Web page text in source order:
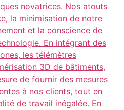
novatrices. Nos atouts
la minimisation de notre
et la conscience de
En intégrant des
les télémètres
3D de bâtiments,
de fournir des mesures
à nos clients, tout en
de travail inégalée. En